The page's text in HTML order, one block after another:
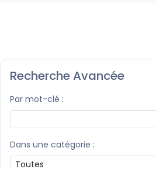
Recherche Avancée
Par mot-clé :
Dans une catégorie :